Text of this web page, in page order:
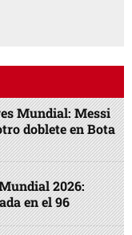
Mundial: Messi
doblete en Bota
2026:
en el 96